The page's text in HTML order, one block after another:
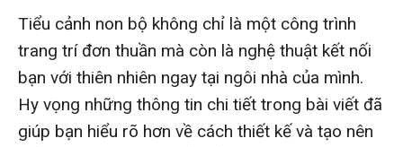
Tiểu cảnh non bộ không chỉ là một công trình
trang trí đơn thuần mà còn là nghệ thuật kết nối
bạn với thiên nhiên ngay tại ngôi nhà của mình.
Hy vọng những thông tin chi tiết trong bài viết đã
giúp bạn hiểu rõ hơn về cách thiết kế và tạo nên